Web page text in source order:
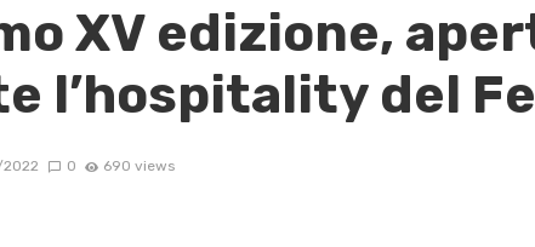
XV edizione,
l’hospitality del
0 690 views